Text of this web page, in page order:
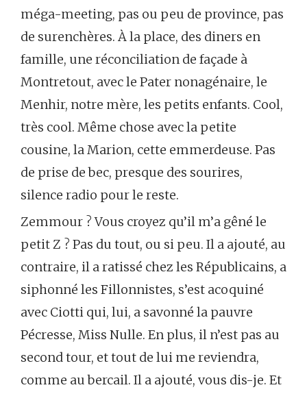
méga-meeting, pas ou peu de province, pas
de surenchères. À la place, des diners en
famille, une réconciliation de façade à
Montretout, avec le Pater nonagénaire, le
Menhir, notre mère, les petits enfants. Cool,
très cool. Même chose avec la petite
cousine, la Marion, cette emmerdeuse. Pas
de prise de bec, presque des sourires,
silence radio pour le reste.
Zemmour ? Vous croyez qu’il m’a gêné le
petit Z ? Pas du tout, ou si peu. Il a ajouté, au
contraire, il a ratissé chez les Républicains, a
siphonné les Fillonnistes, s’est acoquiné
avec Ciotti qui, lui, a savonné la pauvre
Pécresse, Miss Nulle. En plus, il n’est pas au
second tour, et tout de lui me reviendra,
comme au bercail. Il a ajouté, vous dis-je. Et